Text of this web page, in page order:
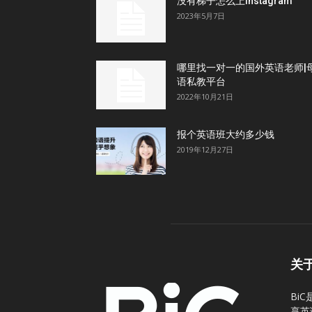
2023年5月7日
哪里找一对一的国外英语老师|
语私教平台
2022年10月21日
报个英语班大约多少钱
2019年12月27日
关
BiC